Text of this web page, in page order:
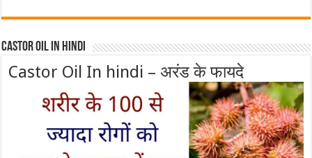
Castor Oil In Hindi
Castor Oil In hindi – अरंड के फायदे